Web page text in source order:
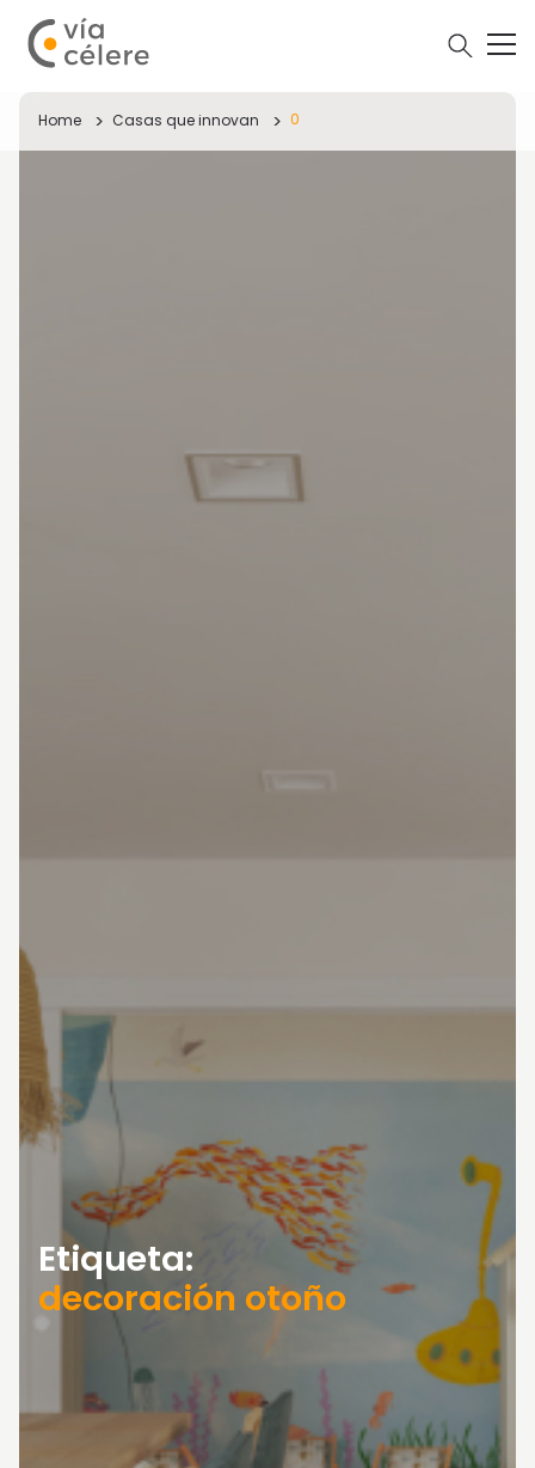
Home Casas que innovan 0
Etiqueta:
decoración otoño